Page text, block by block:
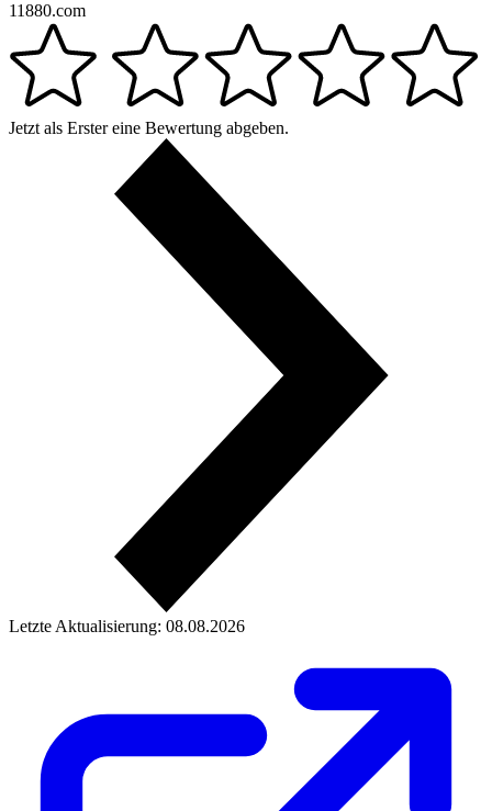
11880.com
Jetzt als Erster eine Bewertung abgeben.
Letzte Aktualisierung: 08.08.2026